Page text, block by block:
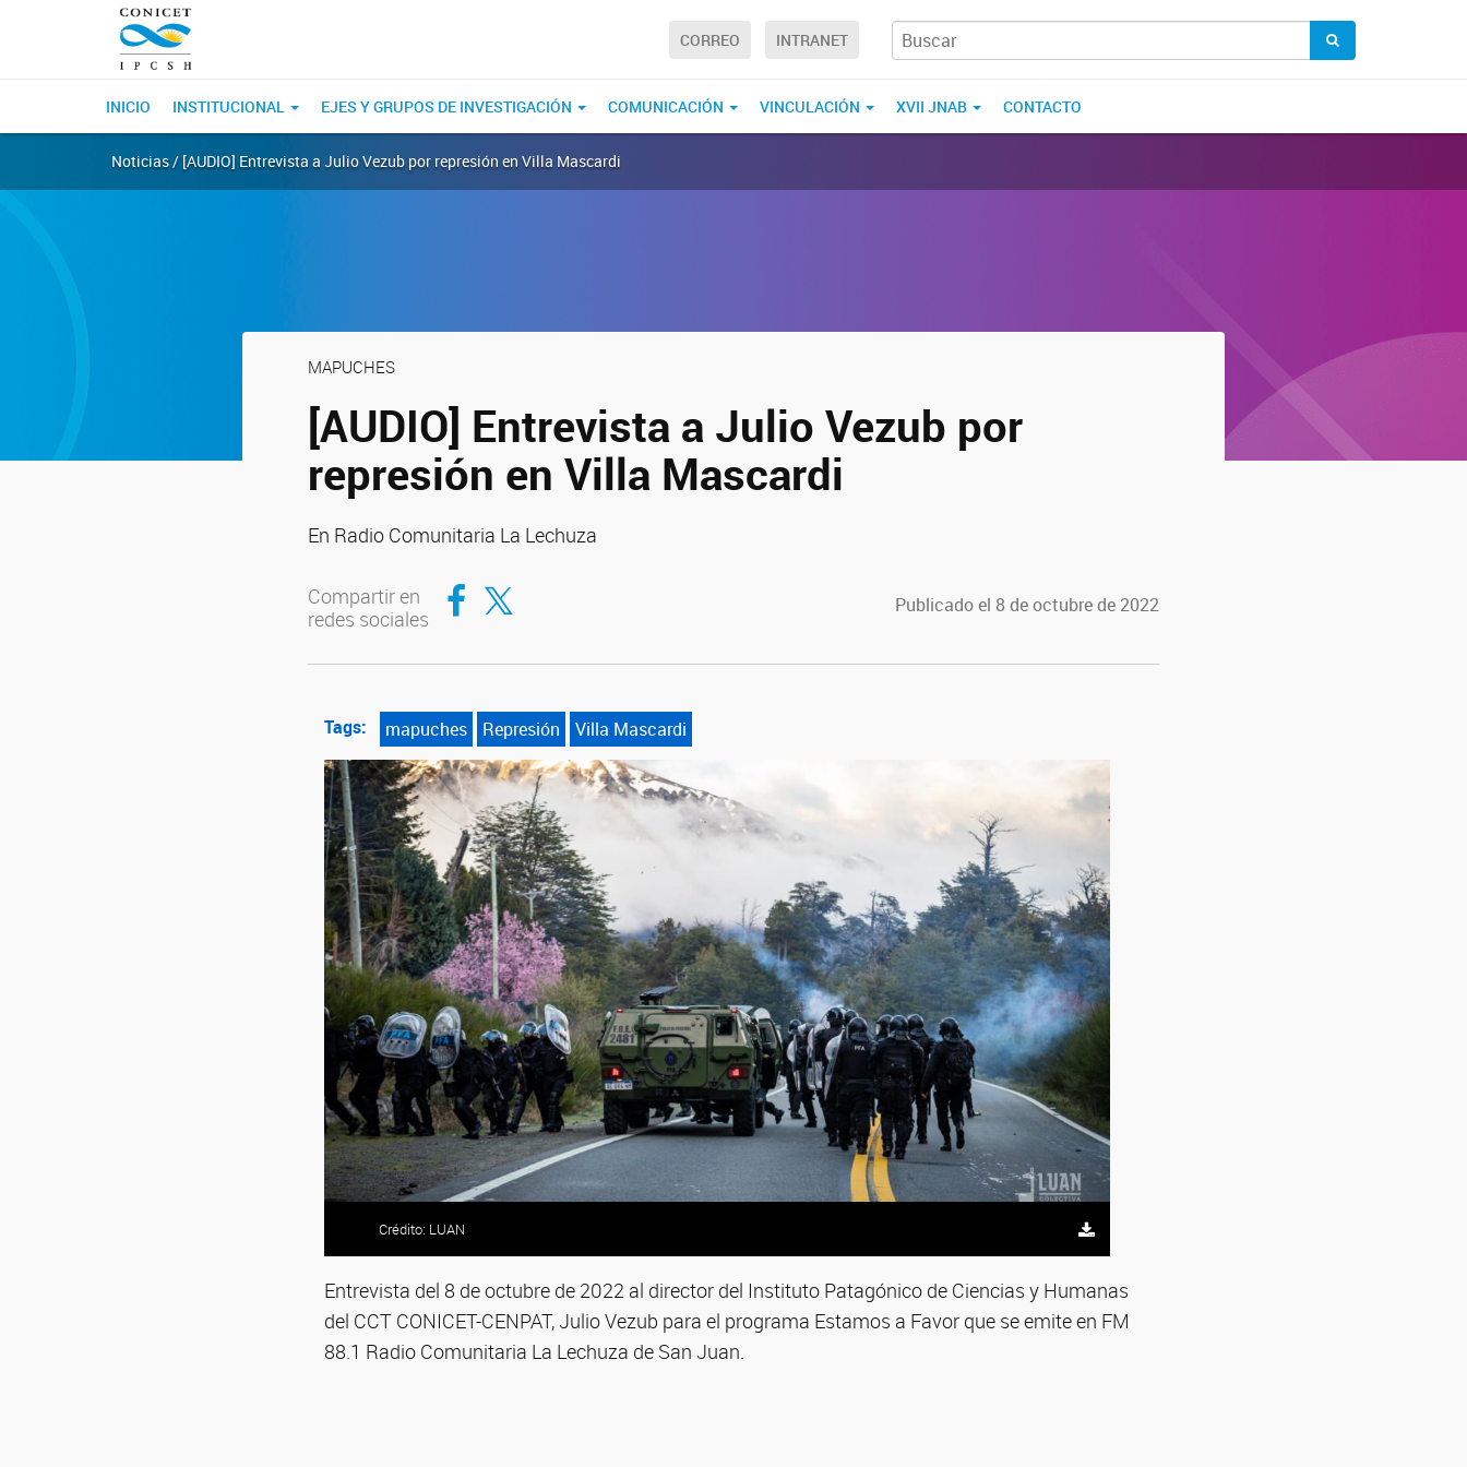
CORREO INTRANET
INICIO INSTITUCIONAL EJES Y GRUPOS DE INVESTIGACIÓN COMUNICACIÓN VINCULACIÓN XVII JNAB CONTACTO
Noticias / [AUDIO] Entrevista a Julio Vezub por represión en Villa Mascardi
MAPUCHES
[AUDIO] Entrevista a Julio Vezub por
represión en Villa Mascardi
En Radio Comunitaria La Lechuza
Compartir en
redes sociales
Compartir en Facebook
Compartir en Twitter Publicado el 8 de octubre de 2022
Tags: mapuches Represión Villa Mascardi
Crédito: LUAN
Entrevista del 8 de octubre de 2022 al director del Instituto Patagónico de Ciencias y Humanas
del CCT CONICET-CENPAT, Julio Vezub para el programa Estamos a Favor que se emite en FM
88.1 Radio Comunitaria La Lechuza de San Juan.